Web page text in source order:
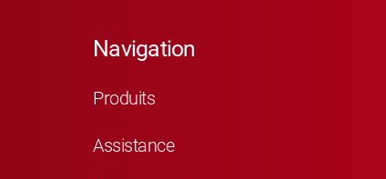
Navigation
Produits
Assistance